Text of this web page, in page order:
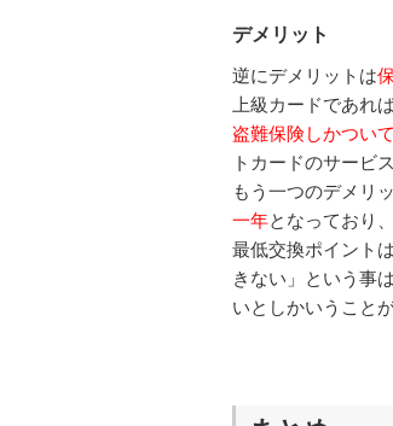
デメリット
逆にデメリットは
上級カードであれ
盗難保険しかつい
トカードのサービ
もう一つのデメリ
一年となっており
最低交換ポイント
きない」という事
いとしかいうこと